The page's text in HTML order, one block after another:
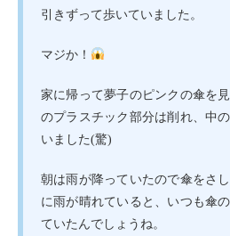
引きずって歩いていました。
マジか！
家に帰って夢子のピンクの傘を
のプラスチック部分は削れ、中
いました(驚)
朝は雨が降っていたので傘をさ
に雨が晴れていると、いつも傘
ていたんでしょうね。